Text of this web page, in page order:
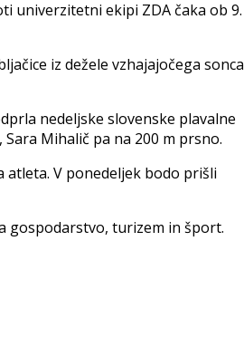
univerzitetni ekipi ZDA čaka ob 9.
iz dežele vzhajajočega sonca
nedeljske slovenske plavalne
Mihalič pa na 200 m prsno.
V ponedeljek bodo prišli
gospodarstvo, turizem in šport.